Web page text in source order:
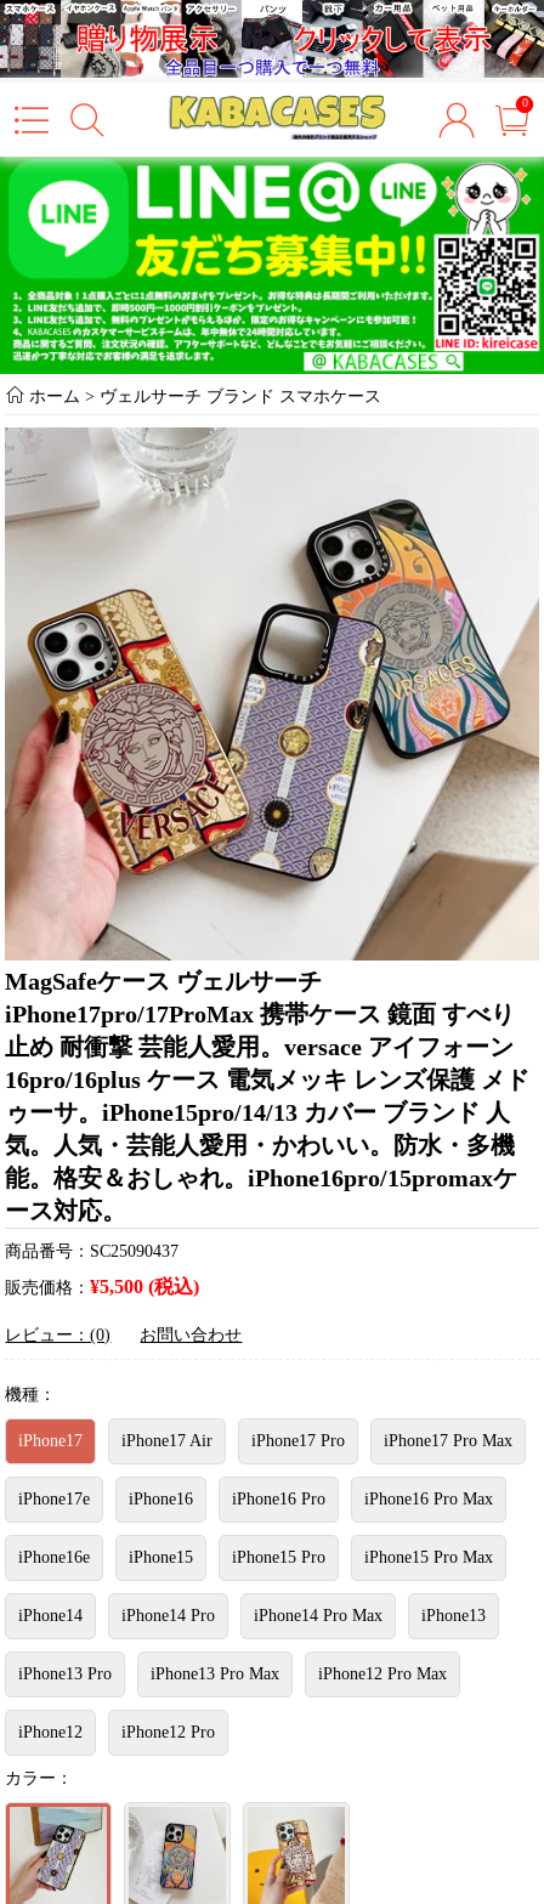
0
ホーム > ヴェルサーチ ブランド スマホケース
MagSafeケース ヴェルサーチ
iPhone17pro/17ProMax 携帯ケース 鏡面 すべり
止め 耐衝撃 芸能人愛用。versace アイフォーン
16pro/16plus ケース 電気メッキ レンズ保護 メド
ゥーサ。iPhone15pro/14/13 カバー ブランド 人
気。人気・芸能人愛用・かわいい。防水・多機
能。格安＆おしゃれ。iPhone16pro/15promaxケ
ース対応。
商品番号：SC25090437
販売価格：¥5,500 (税込)
レビュー：(0) お問い合わせ
機種：
iPhone17 iPhone17 Air iPhone17 Pro iPhone17 Pro Max
iPhone17e iPhone16 iPhone16 Pro iPhone16 Pro Max
iPhone16e iPhone15 iPhone15 Pro iPhone15 Pro Max
iPhone14 iPhone14 Pro iPhone14 Pro Max iPhone13
iPhone13 Pro iPhone13 Pro Max iPhone12 Pro Max
iPhone12 iPhone12 Pro
カラー：